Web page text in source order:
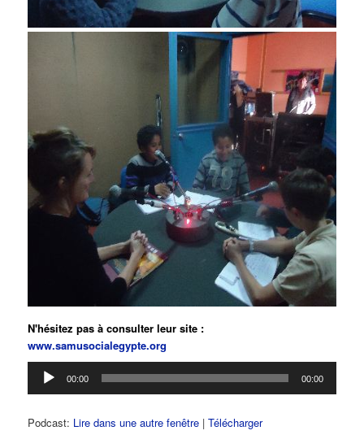
N'hésitez pas à consulter leur site :
www.samusocialegypte.org
Lecteur
audio
00:00 00:00
Podcast: Lire dans une autre fenêtre |Télécharger